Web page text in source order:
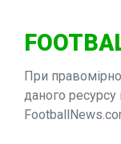
При
даного ресурсу